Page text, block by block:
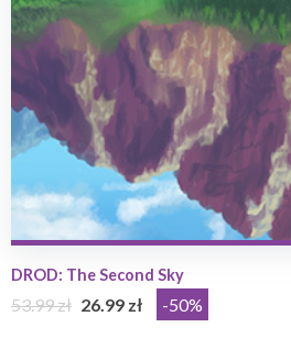
DROD: The Second Sky
53.99 zł 26.99 zł -50%